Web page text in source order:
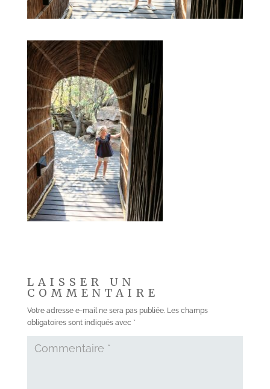
LAISSER UN
COMMENTAIRE
Votre adresse e-mail ne sera pas publiée. Les champs
obligatoires sont indiqués avec *